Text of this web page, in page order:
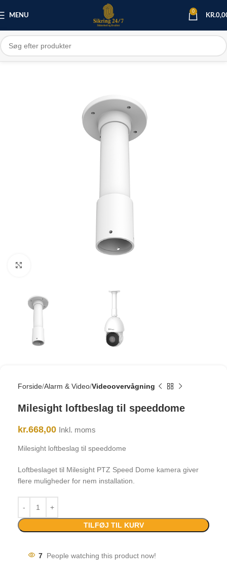
MENU
0
KR.
Forside Alarm & Video Videoovervågning
Milesight loftbeslag til speeddome
kr.668,00 Inkl. moms
Milesight loftbeslag til speeddome
Loftbeslaget til Milesight PTZ Speed Dome kamera giver
flere muligheder for nem installation.
TILFØJ TIL KURV
7 People watching this product now!